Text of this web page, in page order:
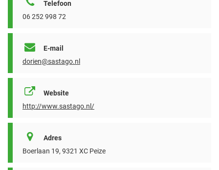
Telefoon
06 252 998 72
E-mail
dorien@sastago.nl
Website
http://www.sastago.nl/
Adres
Boerlaan 19, 9321 XC Peize